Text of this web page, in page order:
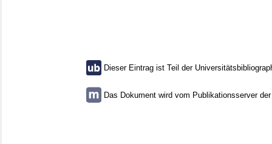
Dieser Eintrag ist Teil der
Das Dokument wird vom Publikationsserver